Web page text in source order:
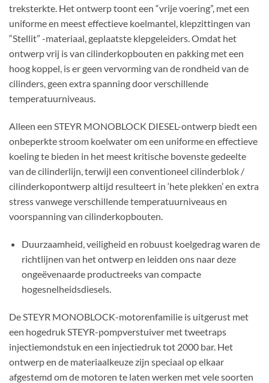
treksterkte. Het ontwerp toont een “vrije voering”, met een
uniforme en meest effectieve koelmantel, klepzittingen van
“Stellit” -materiaal, geplaatste klepgeleiders. Omdat het
ontwerp vrij is van cilinderkopbouten en pakking met een
hoog koppel, is er geen vervorming van de rondheid van de
cilinders, geen extra spanning door verschillende
temperatuurniveaus.
Alleen een STEYR MONOBLOCK DIESEL-ontwerp biedt een
onbeperkte stroom koelwater om een ​​uniforme en effectieve
koeling te bieden in het meest kritische bovenste gedeelte
van de cilinderlijn, terwijl een conventioneel cilinderblok /
cilinderkopontwerp altijd resulteert in ‘hete plekken’ en extra
stress vanwege verschillende temperatuurniveaus en
voorspanning van cilinderkopbouten.
Duurzaamheid, veiligheid en robuust koelgedrag waren de
richtlijnen van het ontwerp en leidden ons naar deze
ongeëvenaarde productreeks van compacte
hogesnelheidsdiesels.
De STEYR MONOBLOCK-motorenfamilie is uitgerust met
een hogedruk STEYR-pompverstuiver met tweetraps
injectiemondstuk en een injectiedruk tot 2000 bar. Het
ontwerp en de materiaalkeuze zijn speciaal op elkaar
afgestemd om de motoren te laten werken met vele soorten